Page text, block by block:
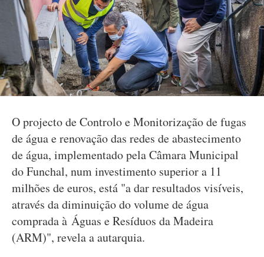
O projecto de Controlo e Monitorização de fugas
de água e renovação das redes de abastecimento
de água, implementado pela Câmara Municipal
do Funchal, num investimento superior a 11
milhões de euros, está "a dar resultados visíveis,
através da diminuição do volume de água
comprada à Águas e Resíduos da Madeira
(ARM)", revela a autarquia.